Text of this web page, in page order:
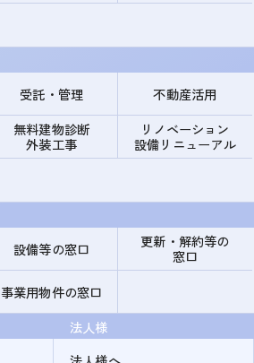
受託・管理 不動産活用
無料建物診断
外装工事
リノベーション
設備リニューアル
設備等の窓口
更新・解約等の
窓口
事業用物件の窓口
法人様